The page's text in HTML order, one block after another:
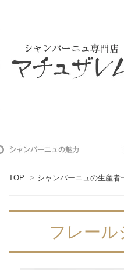
TOP > シャンパーニュの生産者
フレール